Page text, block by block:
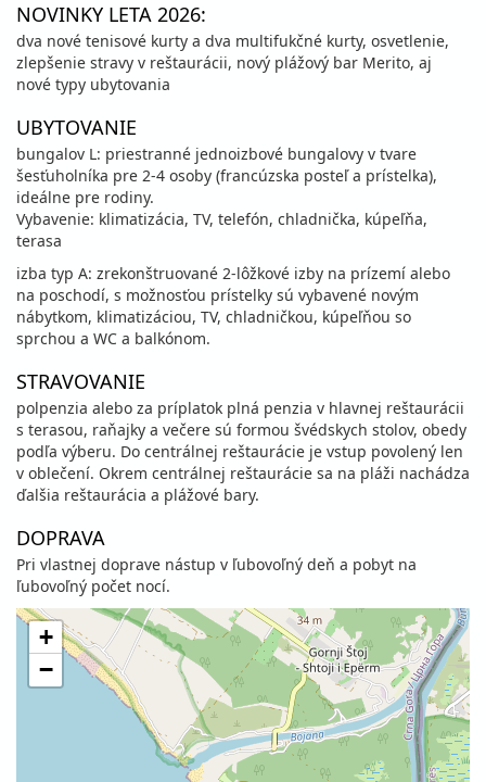
NOVINKY LETA 2026:
dva nové tenisové kurty a dva multifukčné kurty, osvetlenie,
zlepšenie stravy v reštaurácii, nový plážový bar Merito, aj
nové typy ubytovania
UBYTOVANIE
bungalov L: priestranné jednoizbové bungalovy v tvare
šesťuholníka pre 2-4 osoby (francúzska posteľ a prístelka),
ideálne pre rodiny.
Vybavenie: klimatizácia, TV, telefón, chladnička, kúpeľňa,
terasa
izba typ A: zrekonštruované 2-lôžkové izby na prízemí alebo
na poschodí, s možnosťou prístelky sú vybavené novým
nábytkom, klimatizáciou, TV, chladničkou, kúpeľňou so
sprchou a WC a balkónom.
STRAVOVANIE
polpenzia alebo za príplatok plná penzia v hlavnej reštaurácii
s terasou, raňajky a večere sú formou švédskych stolov, obedy
podľa výberu. Do centrálnej reštaurácie je vstup povolený len
v oblečení. Okrem centrálnej reštaurácie sa na pláži nachádza
ďalšia reštaurácia a plážové bary.
DOPRAVA
Pri vlastnej doprave nástup v ľubovoľný deň a pobyt na
ľubovoľný počet nocí.
+
−